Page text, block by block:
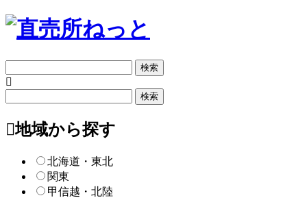
リ
索
ー
検地域から探す
北海道・東北
関東
甲信越・北陸